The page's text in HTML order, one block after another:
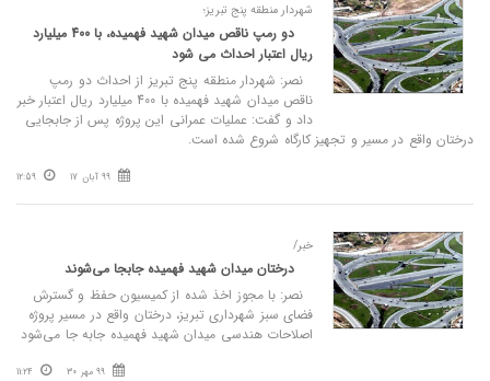
شهردار منطقه پنج تبریز؛
دو رمپ ناقص میدان شهید فهمیده، با 400 میلیارد
ریال اعتبار احداث می شود
نصر: شهردار منطقه پنج تبریز از احداث دو رمپ
ناقص میدان شهید فهمیده با 400 میلیارد ریال اعتبار خبر
داد و گفت: عملیات عمرانی این پروژه پس از جابجایی
درختان واقع در مسیر و تجهیز کارگاه شروع شده است.
99 آبان 17 12:59
خبر/
درختان میدان شهید فهمیده جابجا می‌شوند
نصر: با مجوز اخذ شده از کمیسیون حفظ و گسترش
فضای سبز شهرداری تبریز، درختان واقع در مسیر پروژه
اصلاحات هندسی میدان شهید فهمیده جابه جا می‌شود
99 مهر 30 11:24